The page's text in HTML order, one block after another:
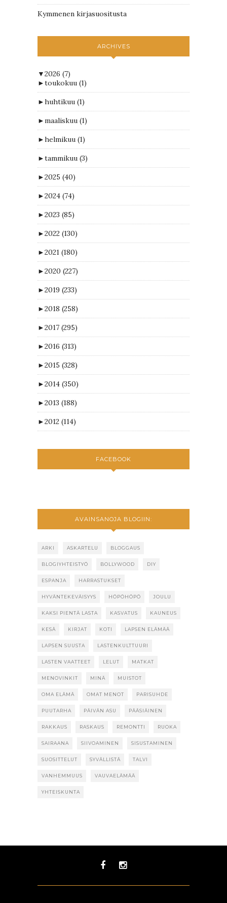
Kymmenen kirjasuositusta
ARCHIVES
▼2026 (7)
►toukokuu (1)
►huhtikuu (1)
►maaliskuu (1)
►helmikuu (1)
►tammikuu (3)
►2025 (40)
►2024 (74)
►2023 (85)
►2022 (130)
►2021 (180)
►2020 (227)
►2019 (233)
►2018 (258)
►2017 (295)
►2016 (313)
►2015 (328)
►2014 (350)
►2013 (188)
►2012 (114)
FACEBOOK
AVAINSANOJA BLOGIIN:
ARKI ASKARTELU BLOGGAUS
BLOGIYHTEISTYÖ BOLLYWOOD DIY
ESPANJA HARRASTUKSET
HYVÄNTEKEVÄISYYS HÖPÖHÖPÖ JOULU
KAKSI PIENTÄ LASTA KASVATUS KAUNEUS
KESÄ KIRJAT KOTI LAPSEN ELÄMÄÄ
LAPSEN SUUSTA LASTENKULTTUURI
LASTEN VAATTEET LELUT MATKAT
MENOVINKIT MINÄ MUISTOT
OMA ELÄMÄ OMAT MENOT PARISUHDE
PUUTARHA PÄIVÄN ASU PÄÄSIÄINEN
RAKKAUS RASKAUS REMONTTI RUOKA
SAIRAANA SIIVOAMINEN SISUSTAMINEN
SUOSITTELUT SYVÄLLISTÄ TALVI
VANHEMMUUS VAUVAELÄMÄÄ
YHTEISKUNTA